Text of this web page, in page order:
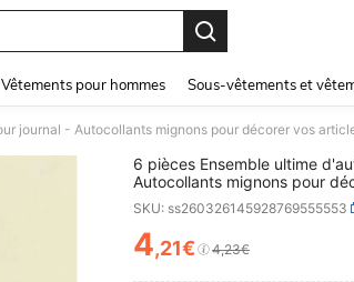
Vêtements pour hommes Sous-vêtements et
6 pièces Ensemble ultime
Autocollants mignons pour
parfait pour les adolescents !)
SKU: ss260326145928769555553
PRICE AND
4,21€ 4,23€